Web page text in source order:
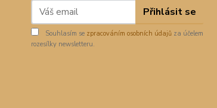
Přihlásit se
Souhlasím se zpracováním osobních údajů za účelem
rozesílky newsletteru.